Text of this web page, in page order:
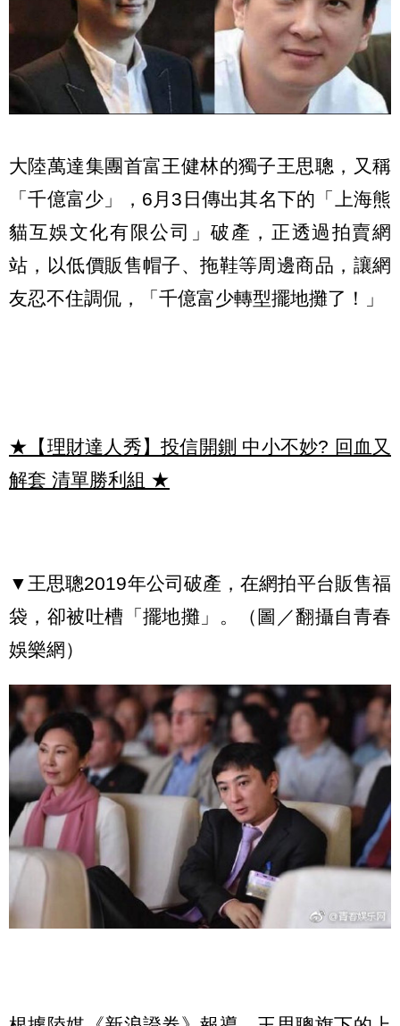
大陸萬達集團首富王健林的獨子王思聰，又稱
「千億富少」，6月3日傳出其名下的「上海熊
貓互娛文化有限公司」破產，正透過拍賣網
站，以低價販售帽子、拖鞋等周邊商品，讓網
友忍不住調侃，「千億富少轉型擺地攤了！」
★【理財達人秀】投信開鍘 中小不妙? 回血又
解套 清單勝利組 ★
▼王思聰2019年公司破產，在網拍平台販售福
袋，卻被吐槽「擺地攤」。（圖／翻攝自青春
娛樂網）